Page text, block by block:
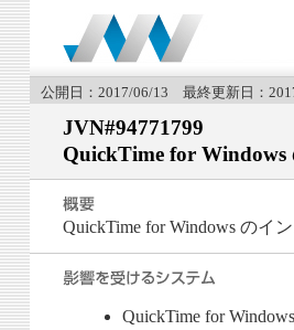
公開日：2017/06/13 最終更新日：
JVN#94771799
QuickTime for
QuickTime for Windows のイ
QuickTime for